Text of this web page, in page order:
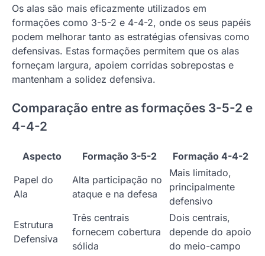
Os alas são mais eficazmente utilizados em
formações como 3-5-2 e 4-4-2, onde os seus papéis
podem melhorar tanto as estratégias ofensivas como
defensivas. Estas formações permitem que os alas
forneçam largura, apoiem corridas sobrepostas e
mantenham a solidez defensiva.
Comparação entre as formações 3-5-2 e
4-4-2
Aspecto Formação 3-5-2
Formação 4-4-2
Papel do
Ala
Alta participação no
ataque e na defesa
Mais limitado,
principalmente
defensivo
Estrutura
Defensiva
Três centrais
fornecem cobertura
sólida
Dois centrais,
depende do apoio
do meio-campo